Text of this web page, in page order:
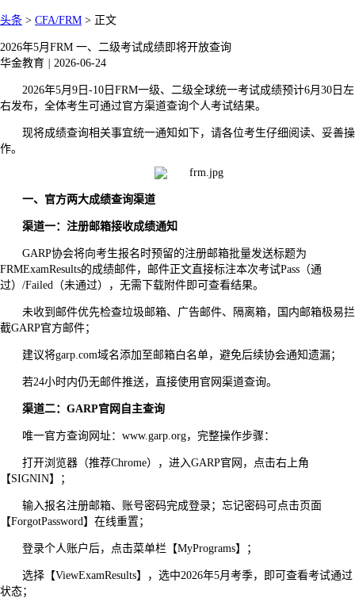
头条 > CFA/FRM > 正文
2026年5月FRM 一、二级考试成绩即将开放查询
华金教育
2026-06-24
2026年5月9日-10日FRM一级、二级全球统一考试成绩预计6月30日左
右发布，全体考生可通过官方渠道查询个人考试结果。
现将成绩查询相关事宜统一通知如下，请各位考生仔细阅读、妥善操
作。
一、官方两大成绩查询渠道
渠道一：注册邮箱接收成绩通知
GARP协会将向考生报名时预留的注册邮箱批量发送标题为
FRMExamResults的成绩邮件，邮件正文直接标注本次考试Pass（通
过）/Failed（未通过），无需下载附件即可查看结果。
未收到邮件优先检查垃圾邮箱、广告邮件、隔离箱，国内邮箱极易拦
截GARP官方邮件；
建议将garp.com域名添加至邮箱白名单，避免后续协会通知遗漏；
若24小时内仍无邮件推送，直接使用官网渠道查询。
渠道二：GARP官网自主查询
唯一官方查询网址：www.garp.org，完整操作步骤：
打开浏览器（推荐Chrome），进入GARP官网，点击右上角
【SIGNIN】；
输入报名注册邮箱、账号密码完成登录；忘记密码可点击页面
【ForgotPassword】在线重置；
登录个人账户后，点击菜单栏【MyPrograms】；
选择【ViewExamResults】，选中2026年5月考季，即可查看考试通过
状态；